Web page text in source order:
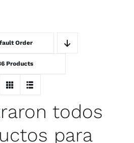
Order
Products
todos
para